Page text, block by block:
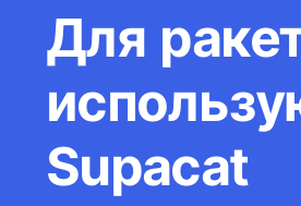
Для
Supacat